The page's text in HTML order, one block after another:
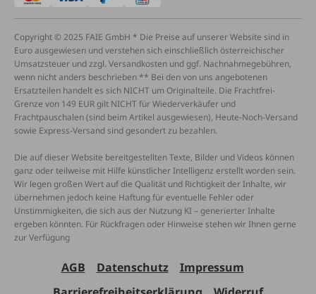
Copyright © 2025 FAIE GmbH * Die Preise auf unserer Website sind in
Euro ausgewiesen und verstehen sich einschließlich österreichischer
Umsatzsteuer und zzgl. Versandkosten und ggf. Nachnahmegebühren,
wenn nicht anders beschrieben ** Bei den von uns angebotenen
Ersatzteilen handelt es sich NICHT um Originalteile. Die Frachtfrei-
Grenze von 149 EUR gilt NICHT für Wiederverkäufer und
Frachtpauschalen (sind beim Artikel ausgewiesen), Heute-Noch-Versand
sowie Express-Versand sind gesondert zu bezahlen.
Die auf dieser Website bereitgestellten Texte, Bilder und Videos können
ganz oder teilweise mit Hilfe künstlicher Intelligenz erstellt worden sein.
Wir legen großen Wert auf die Qualität und Richtigkeit der Inhalte, wir
übernehmen jedoch keine Haftung für eventuelle Fehler oder
Unstimmigkeiten, die sich aus der Nutzung KI – generierter Inhalte
ergeben könnten. Für Rückfragen oder Hinweise stehen wir Ihnen gerne
zur Verfügung
AGB Datenschutz
Impressum